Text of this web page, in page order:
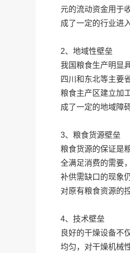
元的流动资金用于
成了一定的行业进
2、地域性壁垒
我国粮食生产明显
四川和东北等主要
粮食主产区建立加
成了一定的地域障碍
3、粮食货源壁垒
粮食货源的保证是
全满足消费的需要
补供需缺口的现象
对原有粮食资源的
4、技术壁垒
良好的干燥设备不
均匀，对干燥机械